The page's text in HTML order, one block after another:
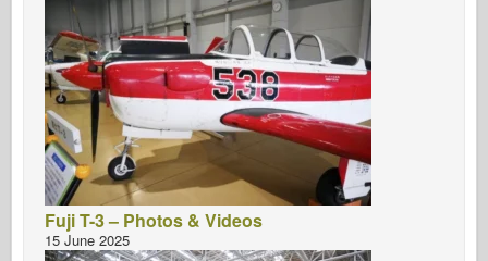
Fuji T-3 – Photos & Videos
15 June 2025